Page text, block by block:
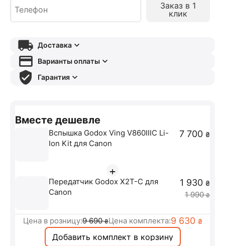
Заказ в 1
клик
Доставка
Варианты оплаты
Гарантия
Вместе дешевле
Вспышка Godox Ving V860IIIC Li-
Ion Kit для Canon
7 700 ₴
+
Передатчик Godox X2T-C для
Canon
1 930 ₴
1 990 ₴
Цена в розницу:9 690 ₴Цена комплекта:9 630 ₴
Добавить комплект в корзину